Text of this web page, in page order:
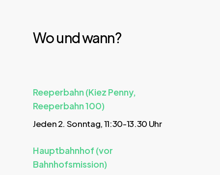
Wo und wann?
Reeperbahn (Kiez Penny,
Reeperbahn 100)
Jeden 2. Sonntag, 11:30-13.30 Uhr
Hauptbahnhof (vor
Bahnhofsmission)